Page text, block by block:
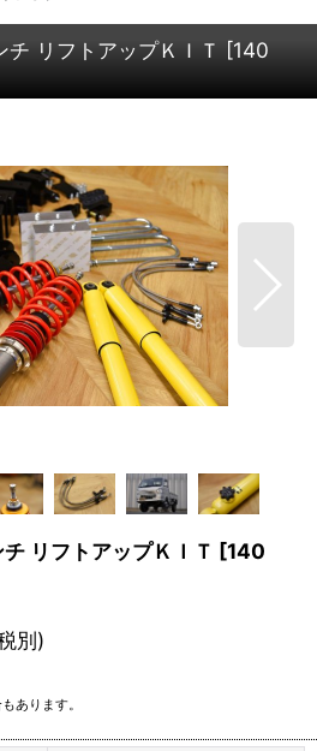
リフトアップＫＩＴ [140
リフトアップＫＩＴ [140
別)
あります。